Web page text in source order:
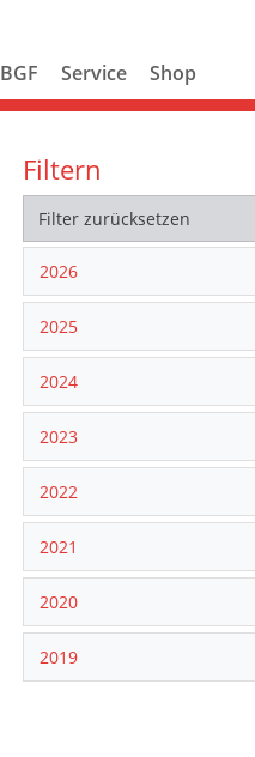
BGF Service Shop
Filtern
Filter zurücksetzen
2026
2025
2024
2023
2022
2021
2020
2019